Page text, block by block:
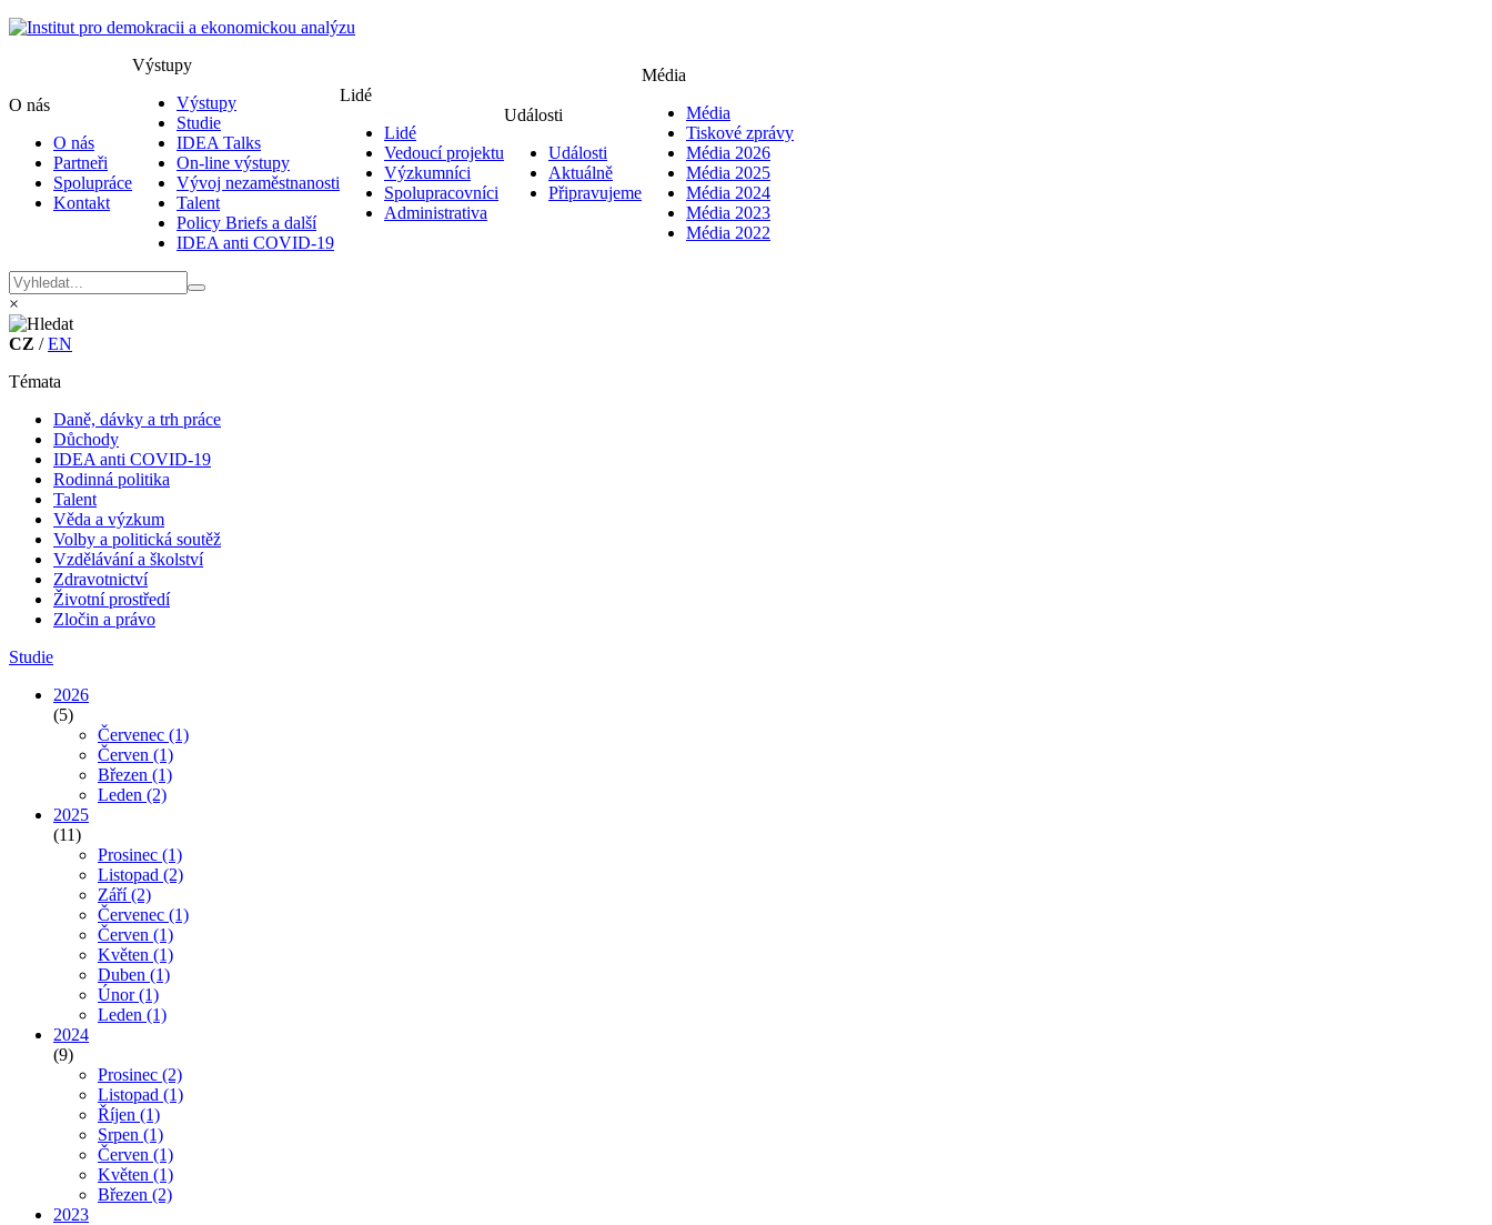
O nás
O nás
Partneři
Spolupráce
Kontakt
Výstupy
Výstupy
Studie
IDEA Talks
On-line výstupy
Vývoj nezaměstnanosti
Talent
Policy Briefs a další
IDEA anti COVID-19
Lidé
Lidé
Vedoucí projektu
Výzkumníci
Spolupracovníci
Administrativa
Události
Události
Aktuálně
Připravujeme
Média
Média
Tiskové zprávy
Média 2026
Média 2025
Média 2024
Média 2023
Média 2022
×
CZ /EN
Témata
Daně, dávky a trh práce
Důchody
IDEA anti COVID-19
Rodinná politika
Talent
Věda a výzkum
Volby a politická soutěž
Vzdělávání a školství
Zdravotnictví
Životní prostředí
Zločin a právo
Studie
2026
(5)
Červenec (1)
Červen (1)
Březen (1)
Leden (2)
2025
(11)
Prosinec (1)
Listopad (2)
Září(2)
Červenec (1)
Červen (1)
Květen (1)
Duben (1)
Únor(1)
Leden (1)
2024
(9)
Prosinec (2)
Listopad (1)
Říjen (1)
Srpen (1)
Červen (1)
Květen (1)
Březen (2)
2023